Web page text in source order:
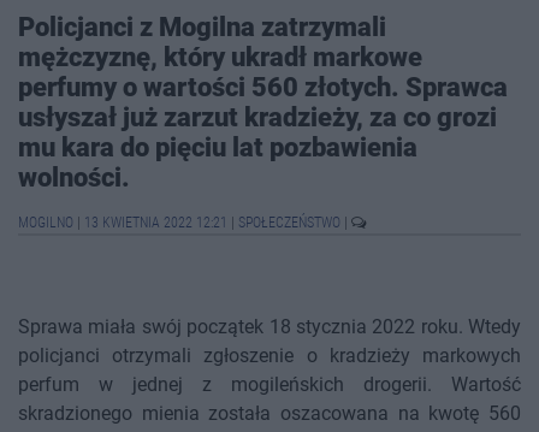
Policjanci z Mogilna zatrzymali
mężczyznę, który ukradł markowe
perfumy o wartości 560 złotych. Sprawca
usłyszał już zarzut kradzieży, za co grozi
mu kara do pięciu lat pozbawienia
wolności.
MOGILNO 13 KWIETNIA 2022 12:21 SPOŁECZEŃSTWO
Sprawa miała swój początek 18 stycznia 2022 roku. Wtedy
policjanci otrzymali zgłoszenie o kradzieży markowych
perfum w jednej z mogileńskich drogerii. Wartość
skradzionego mienia została oszacowana na kwotę 560